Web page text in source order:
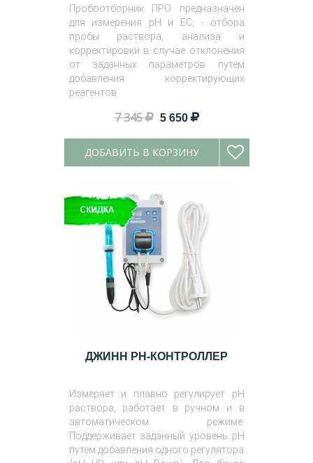
Пробоотборник ПРО предназначен
для измерения pH и EC, - отбора
пробы раствора, анализа и
корректировки в случае отклонения
от заданных параметров путем
добавления корректирующих
реагентов.
7 345 5 650
ДОБАВИТЬ В КОРЗИНУ
ДЖИНН PH-КОНТРОЛЛЕР
Измеряет и плавно регулирует pH
раствора, работает в ручном и в
автоматическом режиме.
Поддерживает заданный уровень pH
путем добавления одного регулятора